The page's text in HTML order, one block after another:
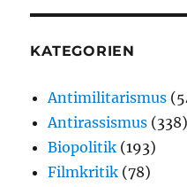
KATEGORIEN
Antimilitarismus
Antirassismus (338)
Biopolitik (193)
Filmkritik (78)